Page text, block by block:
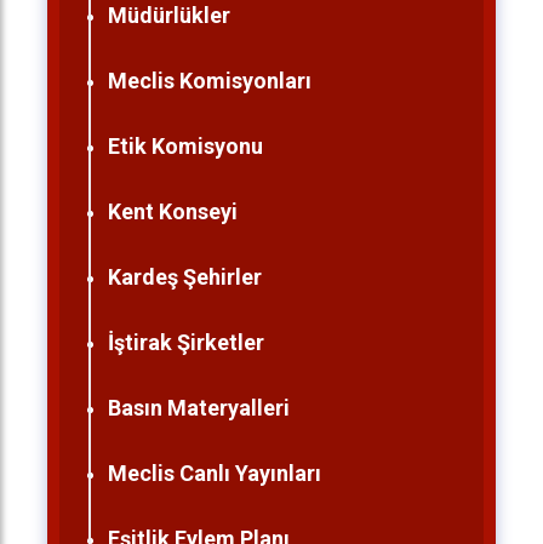
Müdürlükler
Meclis Komisyonları
Etik Komisyonu
Kent Konseyi
Kardeş Şehirler
İştirak Şirketler
Basın Materyalleri
Meclis Canlı Yayınları
Eşitlik Eylem Planı